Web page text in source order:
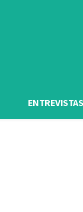
ENTREVISTAS